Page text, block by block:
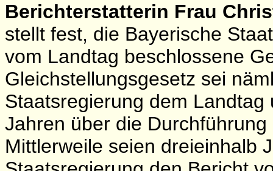
Berichterstatterin Frau
stellt fest, die Bayerische
vom Landtag beschlossene
Gleichstellungsgesetz sei
Staatsregierung dem
Jahren über die
Mittlerweile seien dreieinhalb